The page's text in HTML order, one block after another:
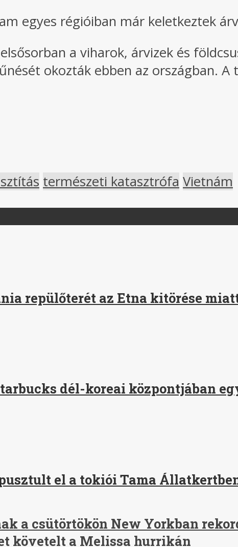
egyes régióiban már keletkeztek
a viharok, árvizek és
okozták ebben az országban.
természeti katasztrófa Vietnám
repülőterét az Etna kitörése
dél-koreai központjában
el a tokiói Tama
a csütörtökön New Yorkban
követelt a Melissa hurrikán